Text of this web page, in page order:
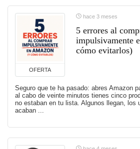
OFERTA
hace 3 meses
5 errores al
impulsivamente
cómo evitarlos)
Seguro que te ha pasado: abres Amazon
al cabo de veinte minutos tienes cinco
no estaban en tu lista. Algunos llegan, los
acaban ...